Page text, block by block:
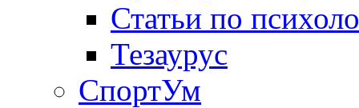
Статьи по
Тезаурус
СпортУм